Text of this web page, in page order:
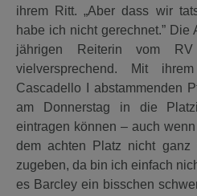
ihrem Ritt. „Aber dass wir
habe ich nicht gerechnet.”
jährigen Reiterin vom
vielversprechend. Mit
Cascadello I abstammenden
am Donnerstag in die
eintragen können – auch
dem achten Platz nicht ganz
zugeben, da bin ich einfach
es Barcley ein bisschen